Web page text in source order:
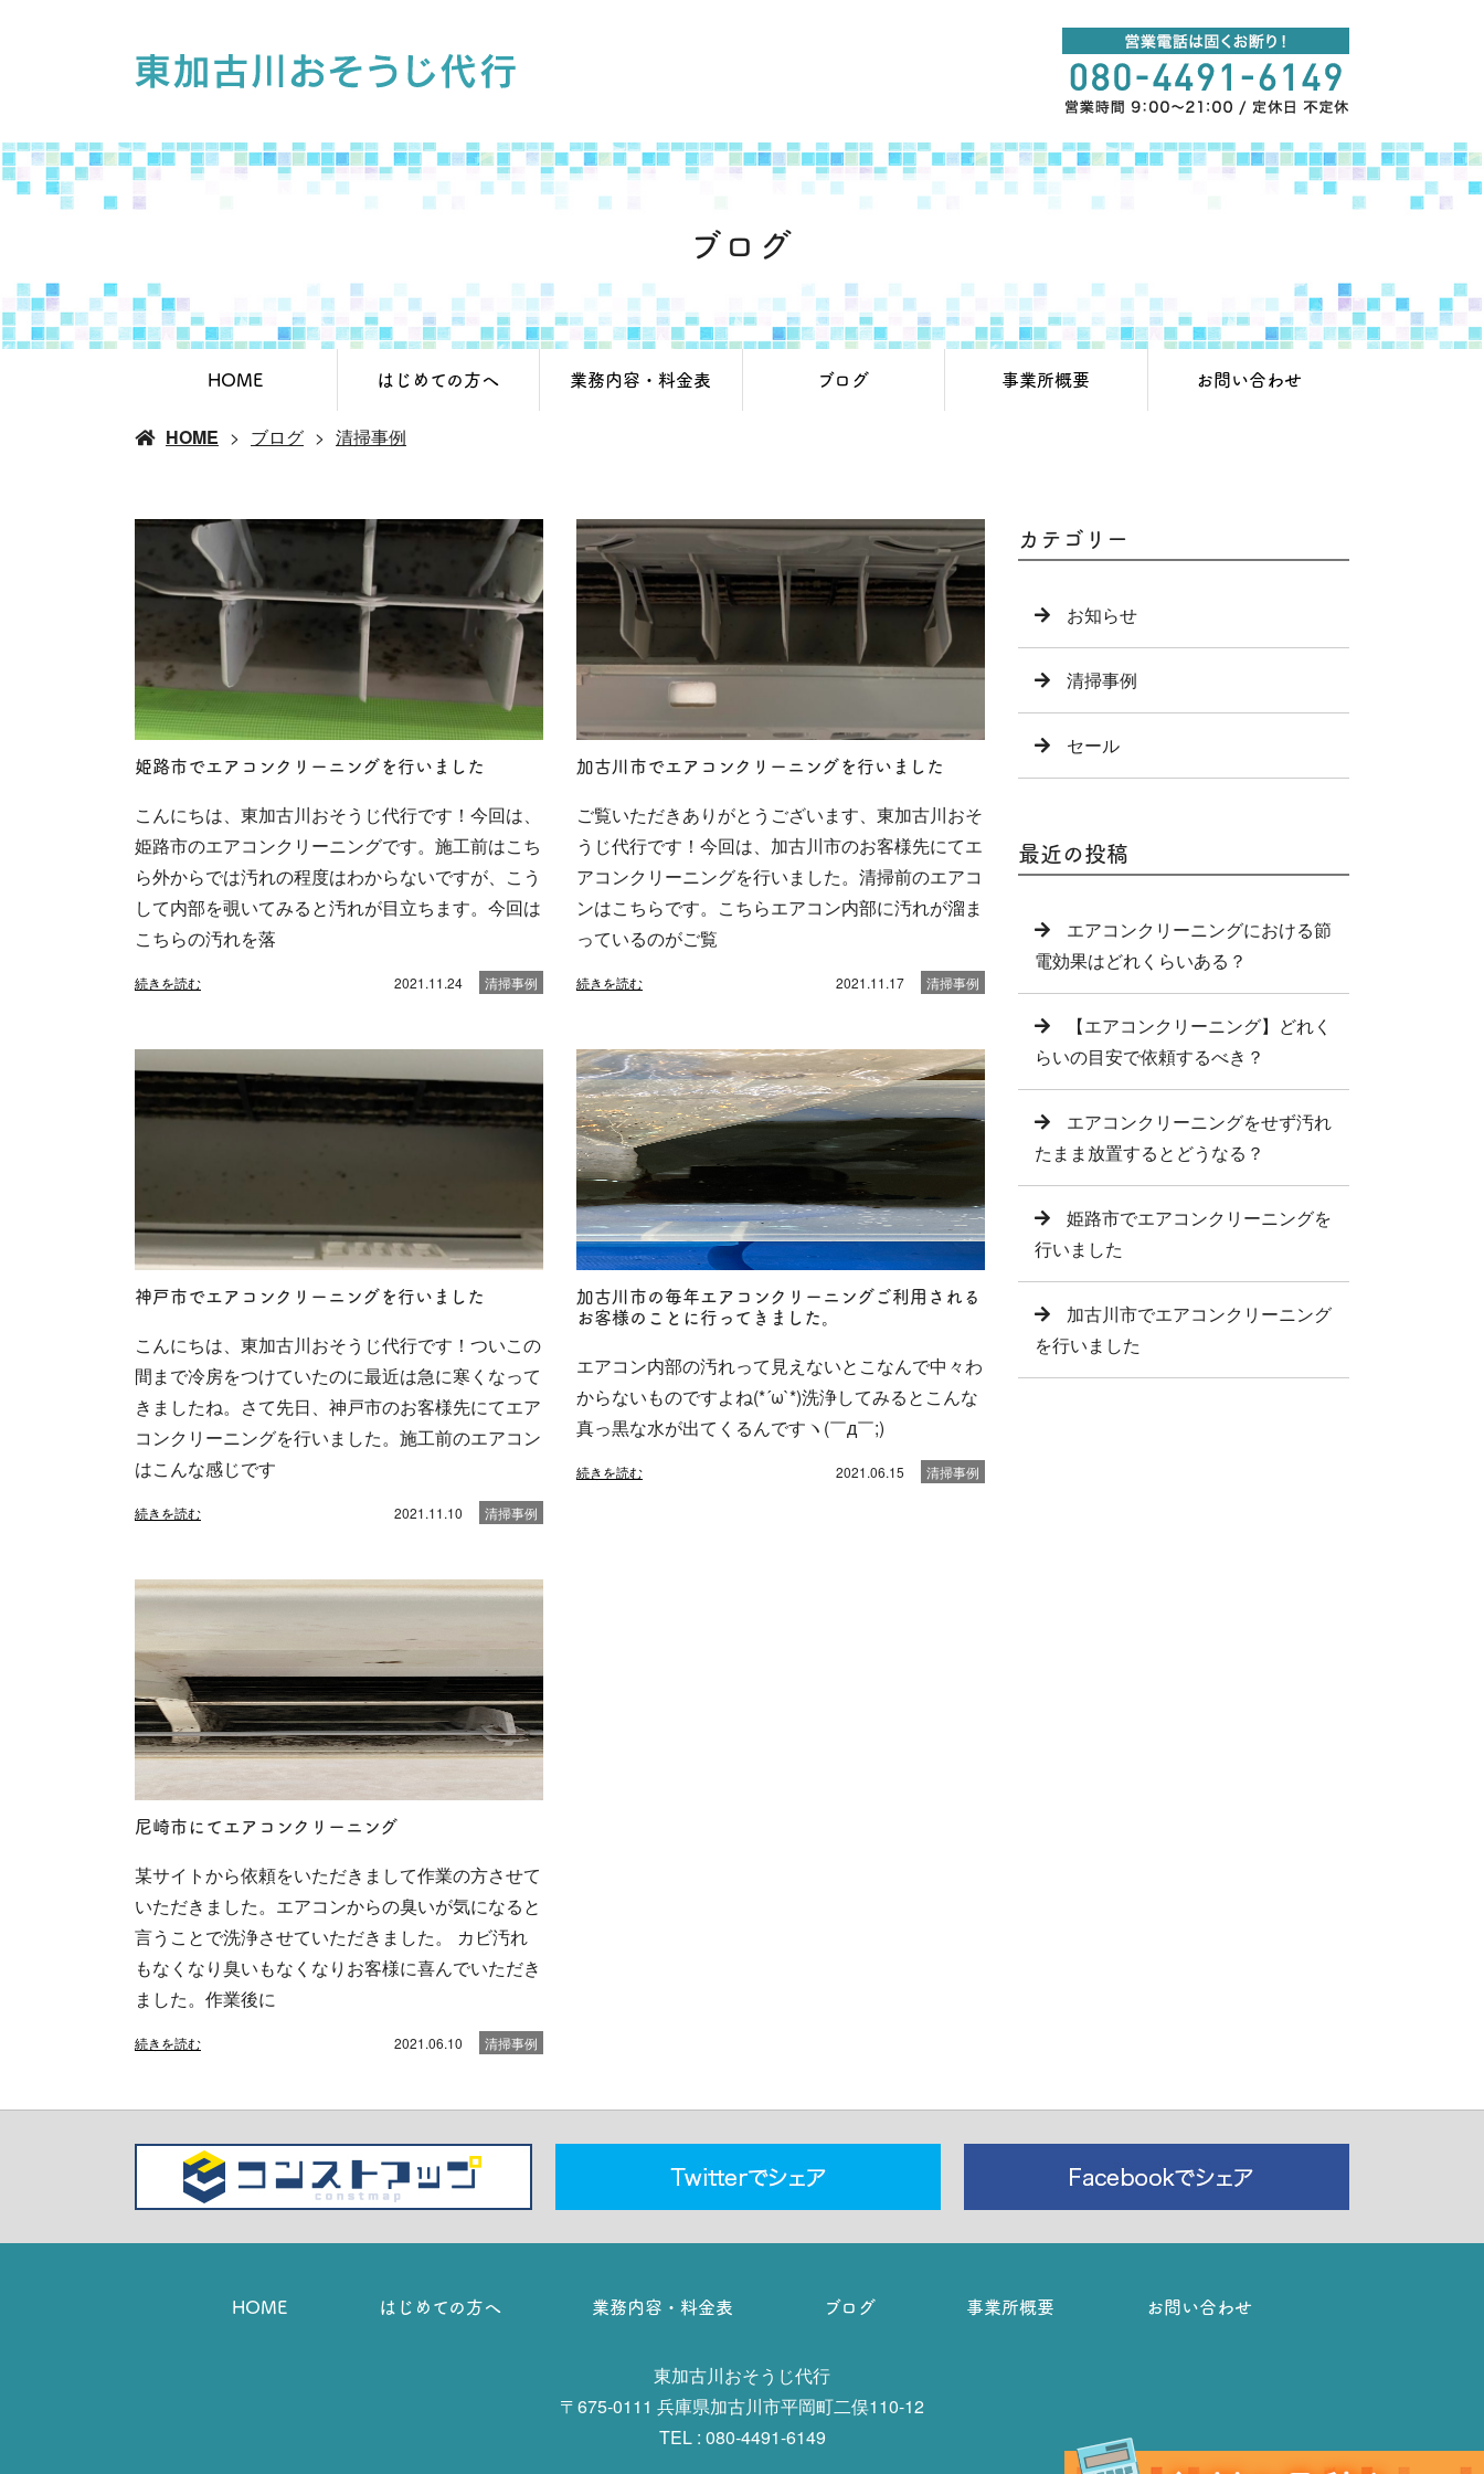
ブログ
HOME はじめての方へ 業務内容・料金表 ブログ 事業所概要 お問い合わせ
HOME ブログ 清掃事例
姫路市でエアコンクリーニングを行いました
こんにちは、東加古川おそうじ代行です！今回は、
姫路市のエアコンクリーニングです。施工前はこち
ら外からでは汚れの程度はわからないですが、こう
して内部を覗いてみると汚れが目立ちます。今回は
こちらの汚れを落
続きを読む 2021.11.24 清掃事例
加古川市でエアコンクリーニングを行いました
ご覧いただきありがとうございます、東加古川おそ
うじ代行です！今回は、加古川市のお客様先にてエ
アコンクリーニングを行いました。清掃前のエアコ
ンはこちらです。こちらエアコン内部に汚れが溜ま
っているのがご覧
続きを読む 2021.11.17 清掃事例
神戸市でエアコンクリーニングを行いました
こんにちは、東加古川おそうじ代行です！ついこの
間まで冷房をつけていたのに最近は急に寒くなって
きましたね。さて先日、神戸市のお客様先にてエア
コンクリーニングを行いました。施工前のエアコン
はこんな感じです
続きを読む 2021.11.10 清掃事例
加古川市の毎年エアコンクリーニングご利用される
お客様のことに行ってきました。
エアコン内部の汚れって見えないとこなんで中々わ
からないものですよね(*´ω`*)洗浄してみるとこんな
真っ黒な水が出てくるんですヽ(￣д￣;)
続きを読む 2021.06.15 清掃事例
尼崎市にてエアコンクリーニング
某サイトから依頼をいただきまして作業の方させて
いただきました。エアコンからの臭いが気になると
言うことで洗浄させていただきました。 カビ汚れ
もなくなり臭いもなくなりお客様に喜んでいただき
ました。作業後に
続きを読む 2021.06.10 清掃事例
カテゴリー
お知らせ
清掃事例
セール
最近の投稿
エアコンクリーニングにおける節
電効果はどれくらいある？
【エアコンクリーニング】どれく
らいの目安で依頼するべき？
エアコンクリーニングをせず汚れ
たまま放置するとどうなる？
姫路市でエアコンクリーニングを
行いました
加古川市でエアコンクリーニング
を行いました
HOME はじめての方へ 業務内容・料金表 ブログ 事業所概要 お問い合わせ
東加古川おそうじ代行
〒675-0111 兵庫県加古川市平岡町二俣110-12
TEL : 080-4491-6149